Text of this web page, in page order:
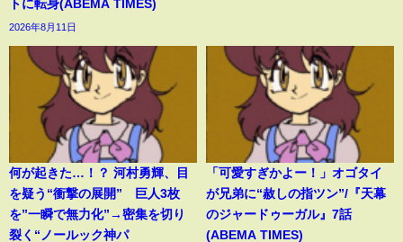
トに転身(ABEMA TIMES)
2026年8月11日
何が起きた…！？ 河村勇輝、目
を疑う“衝撃の展開” 巨人3枚
を”一瞬で無力化”→密集を切り
裂く“ノールック神パ
「可愛すぎかよー！」オゴタイ
が兄弟に“赦しの指ツン”/『天幕
のジャードゥーガル』7話
(ABEMA TIMES)